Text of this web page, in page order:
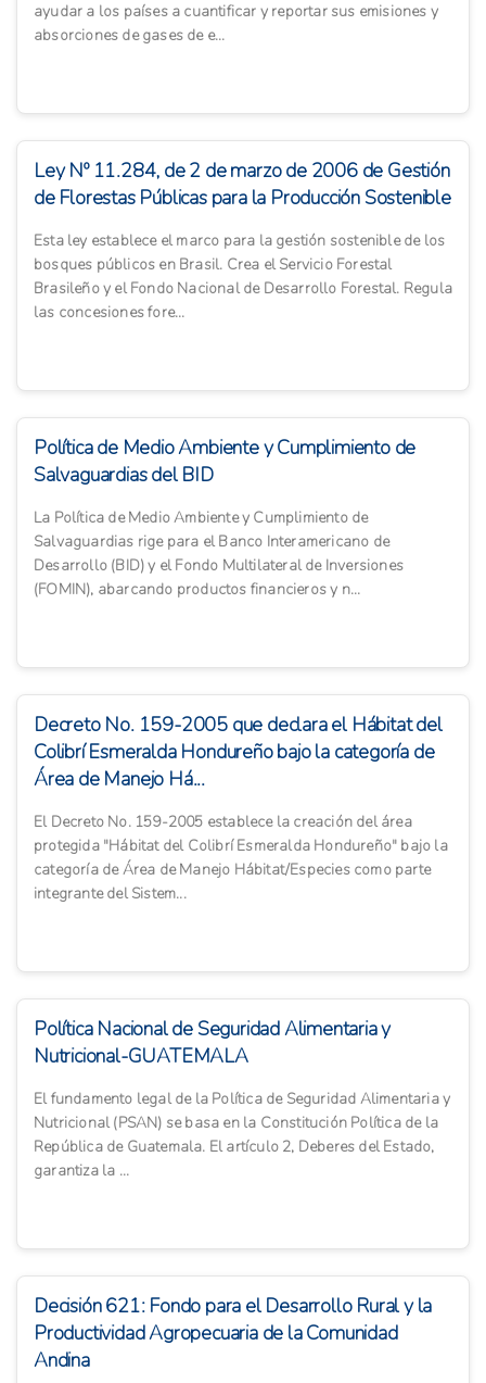
ayudar a los países a cuantificar y reportar sus emisiones y
absorciones de gases de e...
Ley Nº 11.284, de 2 de marzo de 2006 de Gestión
de Florestas Públicas para la Producción Sostenible
Esta ley establece el marco para la gestión sostenible de los
bosques públicos en Brasil. Crea el Servicio Forestal
Brasileño y el Fondo Nacional de Desarrollo Forestal. Regula
las concesiones fore...
Política de Medio Ambiente y Cumplimiento de
Salvaguardias del BID
La Política de Medio Ambiente y Cumplimiento de
Salvaguardias rige para el Banco Interamericano de
Desarrollo (BID) y el Fondo Multilateral de Inversiones
(FOMIN), abarcando productos financieros y n...
Decreto No. 159-2005 que declara el Hábitat del
Colibrí Esmeralda Hondureño bajo la categoría de
Área de Manejo Há...
El Decreto No. 159-2005 establece la creación del área
protegida "Hábitat del Colibrí Esmeralda Hondureño" bajo la
categoría de Área de Manejo Hábitat/Especies como parte
integrante del Sistem...
Política Nacional de Seguridad Alimentaria y
Nutricional-GUATEMALA
El fundamento legal de la Política de Seguridad Alimentaria y
Nutricional (PSAN) se basa en la Constitución Política de la
República de Guatemala. El artículo 2, Deberes del Estado,
garantiza la ...
Decisión 621: Fondo para el Desarrollo Rural y la
Productividad Agropecuaria de la Comunidad
Andina